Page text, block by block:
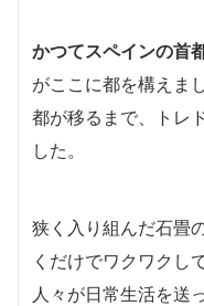
かつてスペインの首
がここに都を構えま
都が移るまで、トレ
した。
狭く入り組んだ石畳
くだけでワクワクし
人々が日常生活を送